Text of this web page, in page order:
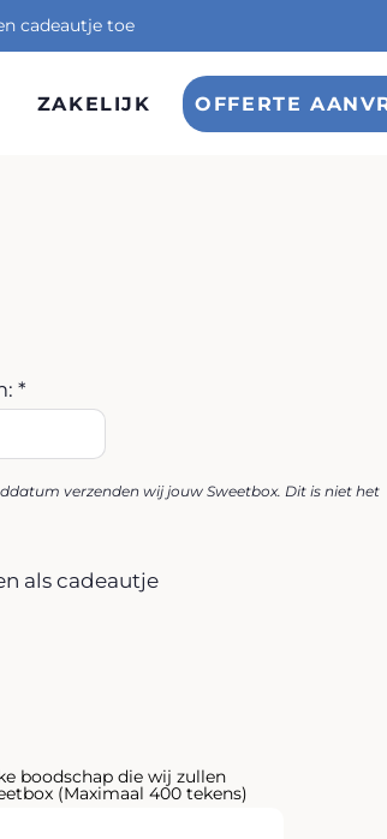
cadeautje toe
ZAKELIJK OFFERTE
*
verzenden wij jouw Sweetbox. Dit is niet het
als cadeautje
boodschap die wij zullen
(Maximaal 400 tekens)